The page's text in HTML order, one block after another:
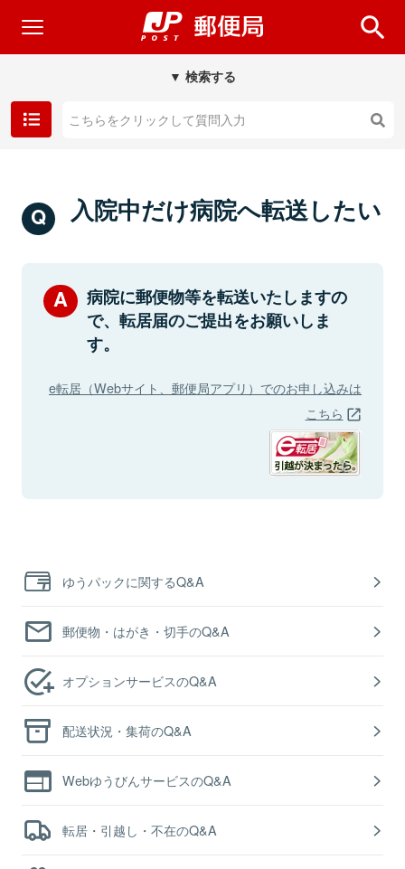
▼ 検索する
入院中だけ病院へ転送したい
病院に郵便物等を転送いたしますの
で、転居届のご提出をお願いしま
す。
e転居（Webサイト、郵便局アプリ）でのお申し込みは
こちら
ゆうパックに関するQ&A
郵便物・はがき・切手のQ&A
オプションサービスのQ&A
配送状況・集荷のQ&A
WebゆうびんサービスのQ&A
転居・引越し・不在のQ&A